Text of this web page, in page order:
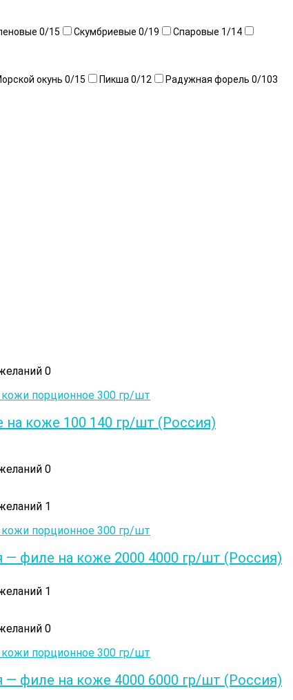
0/15 Скумбриевые 0/19 Спаровые 1/14
окунь 0/15 Пикша 0/12 Радужная форель 0/103
0
коже 100 140 гр/шт (Россия)
0
1
филе на коже 2000 4000 гр/шт (Россия)
1
0
филе на коже 4000 6000 гр/шт (Россия)